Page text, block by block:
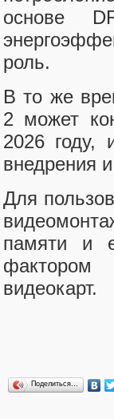
основе
роль.
В то же
2 может
2026 году,
внедрения
Для
памяти и
фактором
видеокарт.
Поделиться…